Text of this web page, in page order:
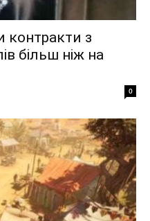
контракти з
більш ніж на
0